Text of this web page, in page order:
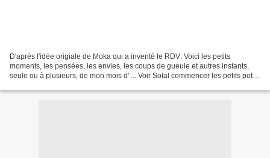
D'après l'idée origiale de Moka qui a inventé le RDV: Voici les petits
moments, les pensées, les envies, les coups de gueule et autres instants,
seule ou à plusieurs, de mon mois d' ... Voir Solal commencer les petits pots /